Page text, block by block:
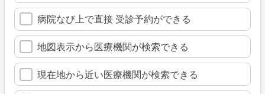
病院なび上で直接 受診予約ができる
地図表示から医療機関が検索できる
現在地から近い医療機関が検索できる